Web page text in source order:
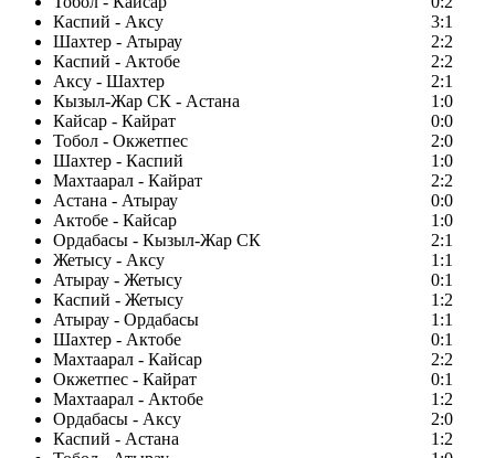
Каспий - Аксу
3:1
Шахтер - Атырау
2:2
Каспий - Актобе
2:2
Аксу - Шахтер
2:1
Кызыл-Жар СК - Астана
1:0
Кайсар - Кайрат
0:0
Тобол - Окжетпес
2:0
Шахтер - Каспий
1:0
Махтаарал - Кайрат
2:2
Астана - Атырау
0:0
Актобе - Кайсар
1:0
Ордабасы - Кызыл-Жар СК
2:1
Жетысу - Аксу
1:1
Атырау - Жетысу
0:1
Каспий - Жетысу
1:2
Атырау - Ордабасы
1:1
Шахтер - Актобе
0:1
Махтаарал - Кайсар
2:2
Окжетпес - Кайрат
0:1
Махтаарал - Актобе
1:2
Ордабасы - Аксу
2:0
Каспий - Астана
1:2